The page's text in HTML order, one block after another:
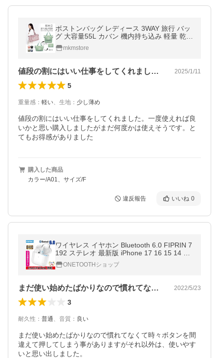
ボストンバッグ レディース 3WAY 旅行 バッ
グ 大容量55L カバン 機内持ち込み 軽量 乾湿
分離 キャリーオンバッグ 修学旅行 トラベル
折りたたみ 収納
mkmstore
値段の割にはいい仕事をしてくれました。… 2025/1/11
5
重量感 ： 軽い、 生地 ： 少し薄め
値段の割にはいい仕事をしてくれました。一度使えれば良
いかと思い購入しましたがまだ何度かは使えそうです。と
てもお得感がありました
購入した商品
カラー/A01、サイズ/F
違反報告 いいね 0
ワイヤレス イヤホン Bluetooth 6.0 FIPRIN 7
192 ステレオ 最新版 iPhone 17 16 15 14 13
8 x Plus 12 Android ヘッドホン オープン記
念ONETOOTHショップ
まだ使い始めたばかりなので慣れてなくて… 2022/5/23
3
耐久性 ： 普通、 音質 ： 良い
まだ使い始めたばかりなので慣れてなくて時々ボタンを間
違えて押してしまう事がありますがそれ以外は、使いやす
いと思い出しました。